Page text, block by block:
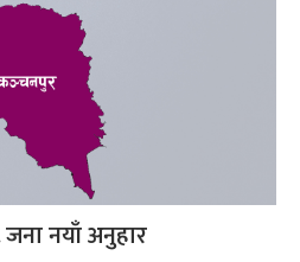
जना नयाँ अनुहार